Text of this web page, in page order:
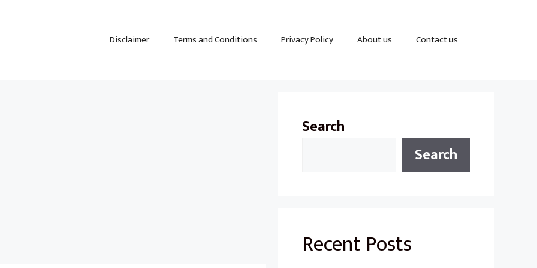
Disclaimer Terms and Conditions Privacy Policy About us Contact us
Search
Search
Recent Posts